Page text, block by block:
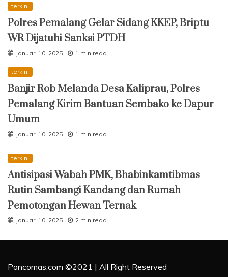
terkini
Polres Pemalang Gelar Sidang KKEP, Briptu
WR Dijatuhi Sanksi PTDH
Januari 10, 2025 1 min read
terkini
Banjir Rob Melanda Desa Kaliprau, Polres
Pemalang Kirim Bantuan Sembako ke Dapur
Umum
Januari 10, 2025 1 min read
terkini
Antisipasi Wabah PMK, Bhabinkamtibmas
Rutin Sambangi Kandang dan Rumah
Pemotongan Hewan Ternak
Januari 10, 2025 2 min read
Poncomas.com ©2021 | All Right Reserved